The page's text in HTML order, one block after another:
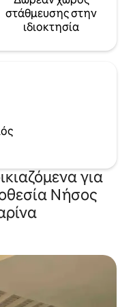
στάθμευσης στην
ιδιοκτησία
για
Νήσος